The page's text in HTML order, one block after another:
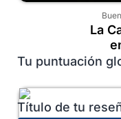
La
Tu puntuación
Título de tu